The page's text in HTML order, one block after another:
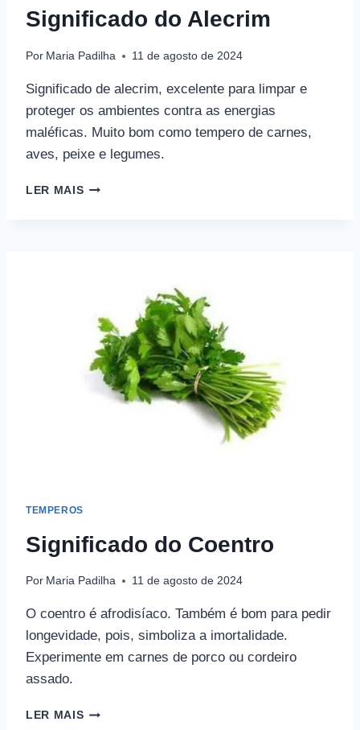
Significado do Alecrim
Por Maria Padilha 11 de agosto de 2024
Significado de alecrim, excelente para limpar e
proteger os ambientes contra as energias
maléficas. Muito bom como tempero de carnes,
aves, peixe e legumes.
LER MAISSIGNIFICADO
TEMPEROS
Significado do Coentro
Por Maria Padilha 11 de agosto de 2024
O coentro é afrodisíaco. Também é bom para pedir
longevidade, pois, simboliza a imortalidade.
Experimente em carnes de porco ou cordeiro
assado.
LER MAISSIGNIFICADO